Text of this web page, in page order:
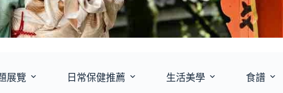
展覽 日常保健推薦 生活美學 食譜